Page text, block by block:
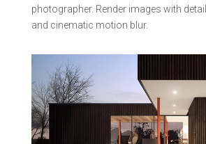
photographer. Render images with
and cinematic motion blur.